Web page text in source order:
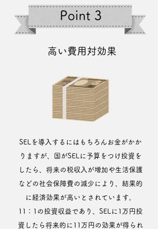
Point 3
高い費用対効果
SELを導入するにはもちろんお金がかか
りますが、国がSELに予算をつけ投資を
したら、将来の税収入が増加や生活保護
などの社会保障費の減少により、結果的
に経済効果が高いとされています。
11：1の投資収益であり、SELに1万円投
資したら将来的に11万円の効果が得られ